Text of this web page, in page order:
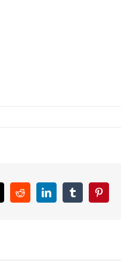
RedditLinkedInTumblrPinterest